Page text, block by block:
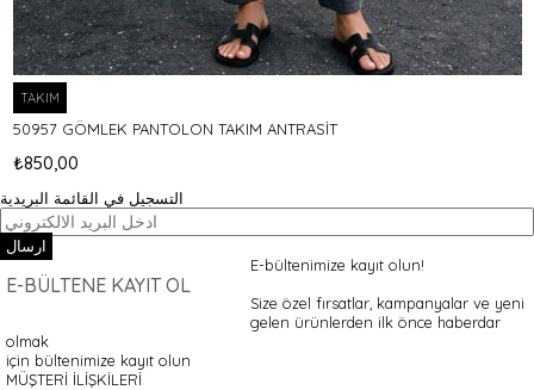
TAKIM
50957 GÖMLEK PANTOLON TAKIM ANTRASİT
₺850,00
التسجيل في القائمة البريدية
ارسال
E-BÜLTENE KAYIT OL
E-bültenimize kayıt olun!
Size özel fırsatlar, kampanyalar ve yeni
gelen ürünlerden ilk önce haberdar
olmak
için bültenimize kayıt olun
MÜŞTERİ İLİŞKİLERİ